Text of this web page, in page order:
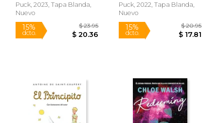
15%
dcto. $ 16.99 dcto. $
Puck, 2023, Tapa Blanda,
Nuevo
Puck, 2022, Tapa Blanda,
Nuevo